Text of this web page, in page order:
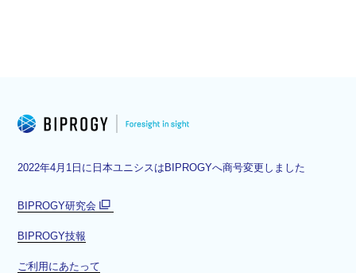
2022年4月1日に日本ユニシスはBIPROGYへ商号変更しました
BIPROGY研究会
BIPROGY技報
ご利用にあたって